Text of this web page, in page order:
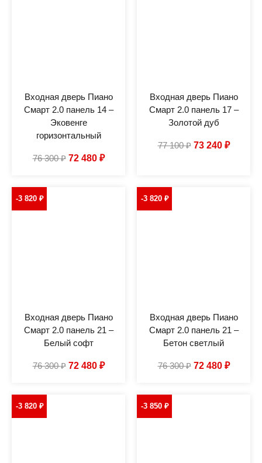
Входная дверь Пиано
Смарт 2.0 панель 14 –
Эковенге
горизонтальный
76 300₽ 72 480 ₽
Входная дверь Пиано
Смарт 2.0 панель 17 –
Золотой дуб
77 100₽ 73 240 ₽
-3 820 ₽
Входная дверь Пиано
Смарт 2.0 панель 21 –
Белый софт
76 300₽ 72 480 ₽
-3 820 ₽
Входная дверь Пиано
Смарт 2.0 панель 21 –
Бетон светлый
76 300₽ 72 480 ₽
-3 820 ₽ -3 850 ₽